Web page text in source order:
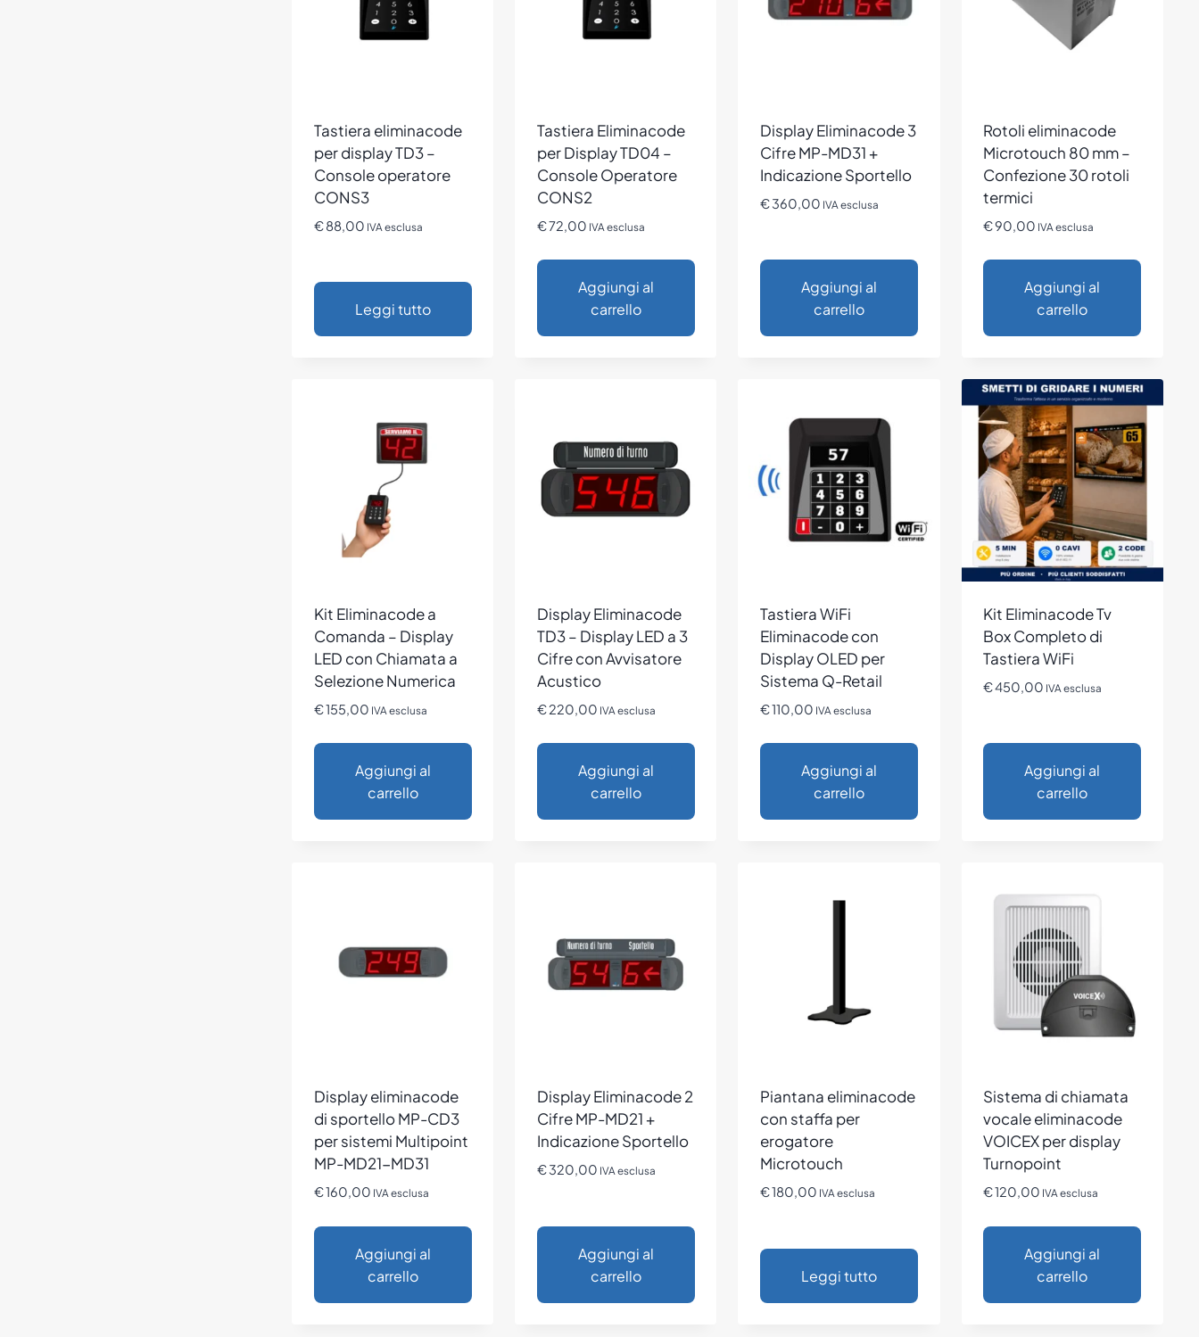
Tastiera eliminacode
per display TD3 –
Console operatore
CONS3
€88,00 IVA esclusa
Leggi tutto
Tastiera Eliminacode
per Display TD04 –
Console Operatore
CONS2
€72,00 IVA esclusa
Aggiungi al
carrello
Display Eliminacode 3
Cifre MP-MD31 +
Indicazione Sportello
€360,00 IVA esclusa
Aggiungi al
carrello
Rotoli eliminacode
Microtouch 80 mm –
Confezione 30 rotoli
termici
€90,00 IVA esclusa
Aggiungi al
carrello
Kit Eliminacode a
Comanda – Display
LED con Chiamata a
Selezione Numerica
€155,00 IVA esclusa
Aggiungi al
carrello
Display Eliminacode
TD3 – Display LED a 3
Cifre con Avvisatore
Acustico
€220,00 IVA esclusa
Aggiungi al
carrello
Tastiera WiFi
Eliminacode con
Display OLED per
Sistema Q-Retail
€110,00 IVA esclusa
Aggiungi al
carrello
Kit Eliminacode Tv
Box Completo di
Tastiera WiFi
€450,00 IVA esclusa
Aggiungi al
carrello
Display eliminacode
di sportello MP-CD3
per sistemi Multipoint
MP-MD21-MD31
€160,00 IVA esclusa
Aggiungi al
carrello
Display Eliminacode 2
Cifre MP-MD21 +
Indicazione Sportello
€320,00 IVA esclusa
Aggiungi al
carrello
Piantana eliminacode
con staffa per
erogatore
Microtouch
€180,00 IVA esclusa
Leggi tutto
Sistema di chiamata
vocale eliminacode
VOICEX per display
Turnopoint
€120,00 IVA esclusa
Aggiungi al
carrello